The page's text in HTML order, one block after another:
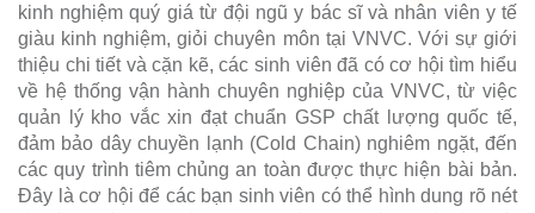
kinh nghiệm quý giá từ đội ngũ y bác sĩ và nhân viên y tế
giàu kinh nghiệm, giỏi chuyên môn tại VNVC. Với sự giới
thiệu chi tiết và cặn kẽ, các sinh viên đã có cơ hội tìm hiểu
về hệ thống vận hành chuyên nghiệp của VNVC, từ việc
quản lý kho vắc xin đạt chuẩn GSP chất lượng quốc tế,
đảm bảo dây chuyền lạnh (Cold Chain) nghiêm ngặt, đến
các quy trình tiêm chủng an toàn được thực hiện bài bản.
Đây là cơ hội để các bạn sinh viên có thể hình dung rõ nét